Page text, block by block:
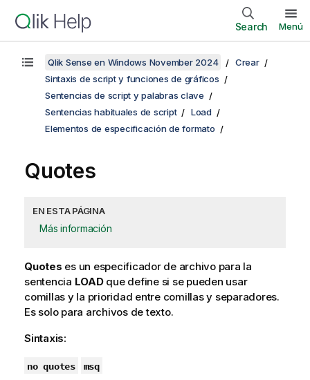
Search Menú
Qlik Sense en Windows November 2024
Crear
Sintaxis de script y funciones de gráficos
Sentencias de script y palabras clave
Sentencias habituales de script
Load
Elementos de especificación de formato
Quotes
EN ESTA PÁGINA
Más información
Quotes es un especificador de archivo para la
sentencia LOADque define si se pueden usar
comillas y la prioridad entre comillas y separadores.
Es solo para archivos de texto.
Sintaxis:
no quotes msq